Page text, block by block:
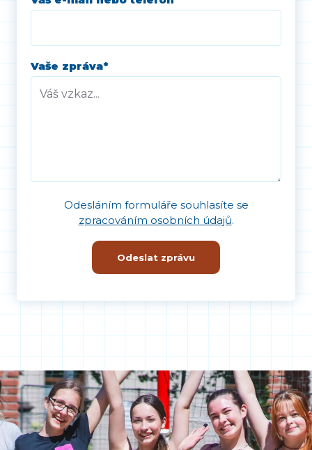
Vaše zpráva*
Odesláním formuláře souhlasíte se
zpracováním osobních údajů.
Odeslat zprávu